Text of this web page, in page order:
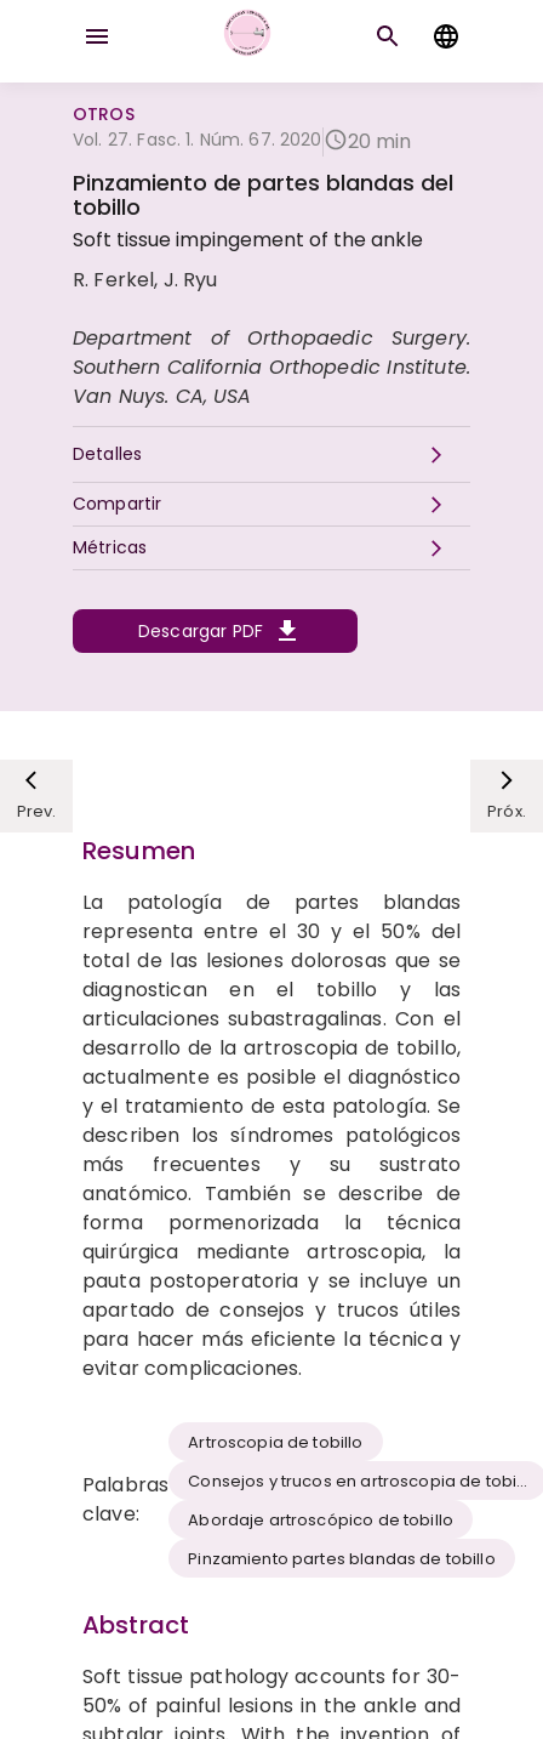
OTROS
Vol. 27. Fasc. 1. Núm. 67. 2020
20 min
Pinzamiento de partes blandas del
tobillo
Soft tissue impingement of the ankle
R. Ferkel, J. Ryu
Department of Orthopaedic Surgery.
Southern California Orthopedic Institute.
Van Nuys. CA, USA
Detalles
Descargar PDF
Métricas
Compartir
Prev. Próx.
Resumen
La patología de partes blandas
representa entre el 30 y el 50% del
total de las lesiones dolorosas que se
diagnostican en el tobillo y las
articulaciones subastragalinas. Con el
desarrollo de la artroscopia de tobillo,
actualmente es posible el diagnóstico
y el tratamiento de esta patología. Se
describen los síndromes patológicos
más frecuentes y su sustrato
anatómico. También se describe de
forma pormenorizada la técnica
quirúrgica mediante artroscopia, la
pauta postoperatoria y se incluye un
apartado de consejos y trucos útiles
para hacer más eficiente la técnica y
evitar complicaciones.
Palabras
clave:
Artroscopia de tobillo
Consejos y trucos en artroscopia de tobillo
Abordaje artroscópico de tobillo
Pinzamiento partes blandas de tobillo
Abstract
Soft tissue pathology accounts for 30-
50% of painful lesions in the ankle and